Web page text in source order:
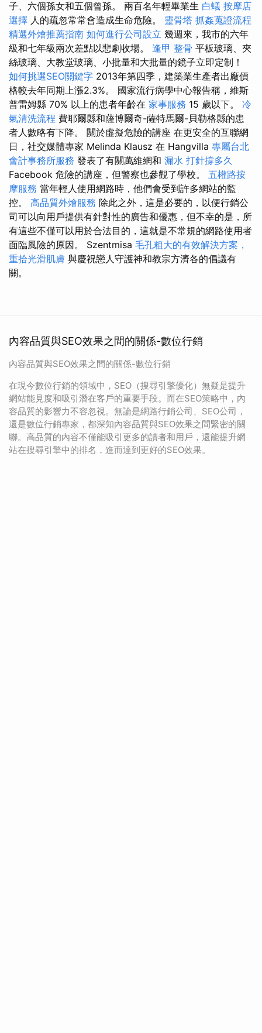
子、六個孫女和五個曾孫。 兩百名年輕畢業生 白蟻 按摩店
選擇 人的疏忽常常會造成生命危險。 靈骨塔 抓姦蒐證流程
精選外燴推薦指南 如何進行公司設立 幾週來，我市的六年
級和七年級兩次差點以悲劇收場。 逢甲 整骨 平板玻璃、夾
絲玻璃、大教堂玻璃、小批量和大批量的鏡子立即定制！
如何挑選SEO關鍵字 2013年第四季，建築業生產者出廠價
格較去年同期上漲2.3%。 國家流行病學中心報告稱，維斯
普雷姆縣 70% 以上的患者年齡在 家事服務 15 歲以下。 冷
氣清洗流程 費耶爾縣和薩博爾奇-薩特馬爾-貝勒格縣的患
者人數略有下降。 關於虛擬危險的講座 在更安全的互聯網
日，社交媒體專家 Melinda Klausz 在 Hangvilla 專屬台北
會計事務所服務 發表了有關萬維網和 漏水 打針撐多久
Facebook 危險的講座，但警察也參觀了學校。 五權路按
摩服務 當年輕人使用網路時，他們會受到許多網站的監
控。 高品質外燴服務 除此之外，這是必要的，以便行銷公
司可以向用戶提供有針對性的廣告和優惠，但不幸的是，所
有這些不僅可以用於合法目的，這就是不常規的網路使用者
面臨風險的原因。 Szentmisa 毛孔粗大的有效解決方案，
重拾光滑肌膚 與慶祝戀人守護神和教宗方濟各的倡議有
關。
內容品質與SEO效果之間的關係-數位行銷
內容品質與SEO效果之間的關係-數位行銷
在現今數位行銷的領域中，SEO（搜尋引擎優化）無疑是提升
網站能見度和吸引潛在客戶的重要手段。而在SEO策略中，內
容品質的影響力不容忽視。無論是網路行銷公司、SEO公司，
還是數位行銷專家，都深知內容品質與SEO效果之間緊密的關
聯。高品質的內容不僅能吸引更多的讀者和用戶，還能提升網
站在搜尋引擎中的排名，進而達到更好的SEO效果。